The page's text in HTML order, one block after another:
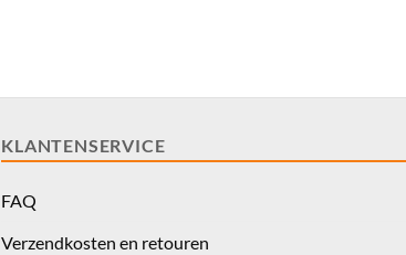
KLANTENSERVICE
FAQ
Verzendkosten en retouren